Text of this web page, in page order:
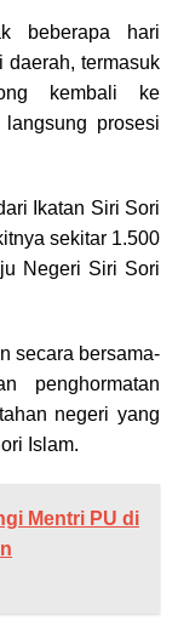
beberapa hari
daerah, termasuk
kembali ke
prosesi
Ikatan Siri Sori
sekitar 1.500
Negeri Siri Sori
secara bersama-
penghormatan
negeri yang
Islam.
Mentri PU di